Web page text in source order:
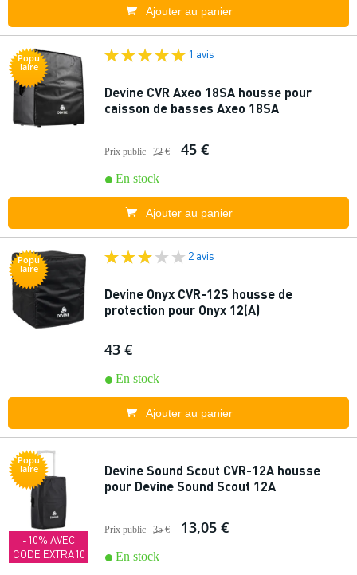
Ajouter au panier
Popu
laire
1 avis
Devine CVR Axeo 18SA housse pour
caisson de basses Axeo 18SA
Prix public 72 € 45 €
En stock
Ajouter au panier
Popu
laire
2 avis
Devine Onyx CVR-12S housse de
protection pour Onyx 12(A)
43 €
En stock
Ajouter au panier
Popu
laire
-10% AVEC
CODE EXTRA10
Devine Sound Scout CVR-12A housse
pour Devine Sound Scout 12A
Prix public 35 € 13,05 €
En stock